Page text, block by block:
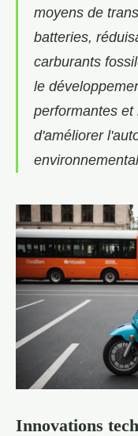
moyens de
batteries,
carburants
le
performantes
d'améliorer
Innovations